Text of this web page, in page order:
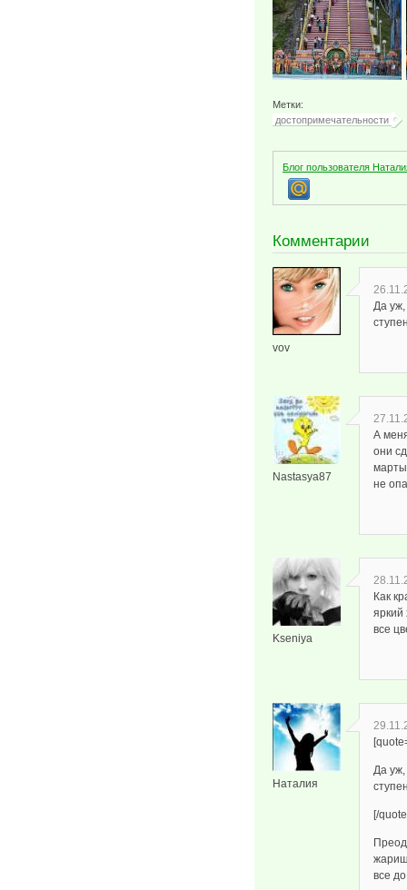
Метки:
достопримечательности
Блог пользователя
Комментарии
vov
Да уж,
Nastasya87
А
они
не
Kseniya
Как
яркий
все
Наталия
Да уж,
[/
все